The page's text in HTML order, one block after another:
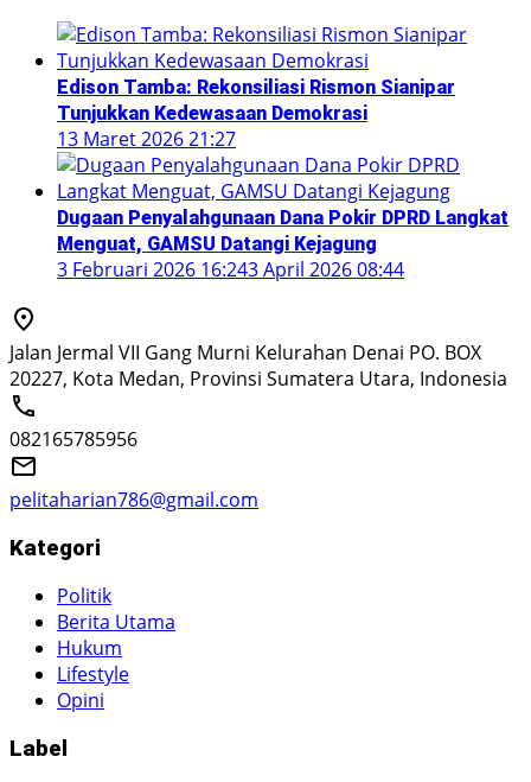
Edison Tamba: Rekonsiliasi Rismon Sianipar
Tunjukkan Kedewasaan Demokrasi
13 Maret 2026 21:27
Dugaan Penyalahgunaan Dana Pokir DPRD Langkat
Menguat, GAMSU Datangi Kejagung
3 Februari 2026 16:243 April 2026 08:44
Jalan Jermal VII Gang Murni Kelurahan Denai PO. BOX
20227, Kota Medan, Provinsi Sumatera Utara, Indonesia
082165785956
pelitaharian786@gmail.com
Kategori
Politik
Berita Utama
Hukum
Lifestyle
Opini
Label